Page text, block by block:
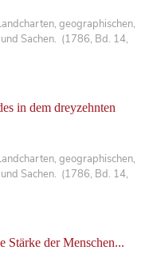
geographischen,
Sachen. (1786, Bd. 14,
in dem dreyzehnten
geographischen,
Sachen. (1786, Bd. 14,
Stärke der Menschen...